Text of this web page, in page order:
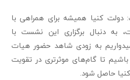
دولت کنیا همیشه برای همراهی با
به دنبال برگزاری این نشست با
به زودی شاهد حضور هیات
باشیم تا گام‌های موثرتری در تقویت
حاصل شود.